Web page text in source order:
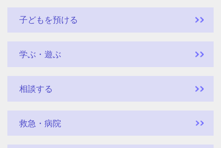
子どもを預ける
学ぶ・遊ぶ
相談する
救急・病院